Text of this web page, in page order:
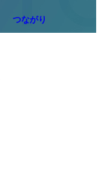
つながり